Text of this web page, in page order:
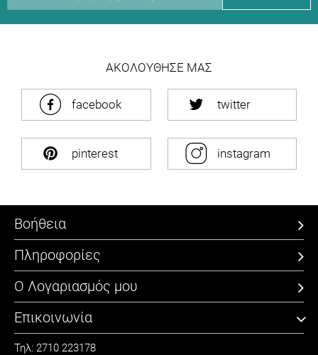
ΑΚΟΛΟΥΘΗΣΕ ΜΑΣ
facebook twitter
pinterest instagram
Βοήθεια
Πληροφορίες
Ο Λογαριασμός μου
Επικοινωνία
Τηλ: 2710 223178